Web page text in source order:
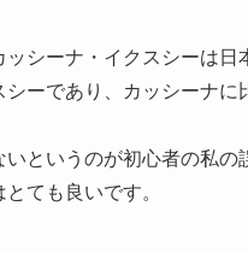
シーナ・イクスシーは日
ーであり、カッシーナ
というのが初心者の私の
ても良いです。